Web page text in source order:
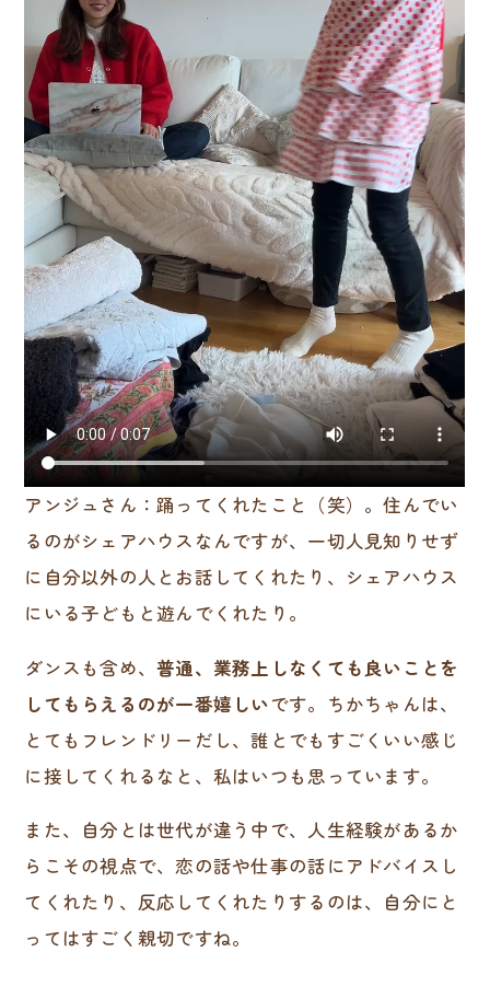
アンジュさん：踊ってくれたこと（笑）。住んでい
るのがシェアハウスなんですが、一切人見知りせず
に自分以外の人とお話してくれたり、シェアハウス
にいる子どもと遊んでくれたり。
ダンスも含め、普通、業務上しなくても良いことを
してもらえるのが一番嬉しいです。ちかちゃんは、
とてもフレンドリーだし、誰とでもすごくいい感じ
に接してくれるなと、私はいつも思っています。
また、自分とは世代が違う中で、人生経験があるか
らこその視点で、恋の話や仕事の話にアドバイスし
てくれたり、反応してくれたりするのは、自分にと
ってはすごく親切ですね。